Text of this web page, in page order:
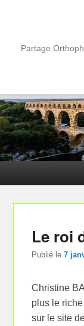
Partage
Le roi
Publié le7
Christine
plus le
sur le site